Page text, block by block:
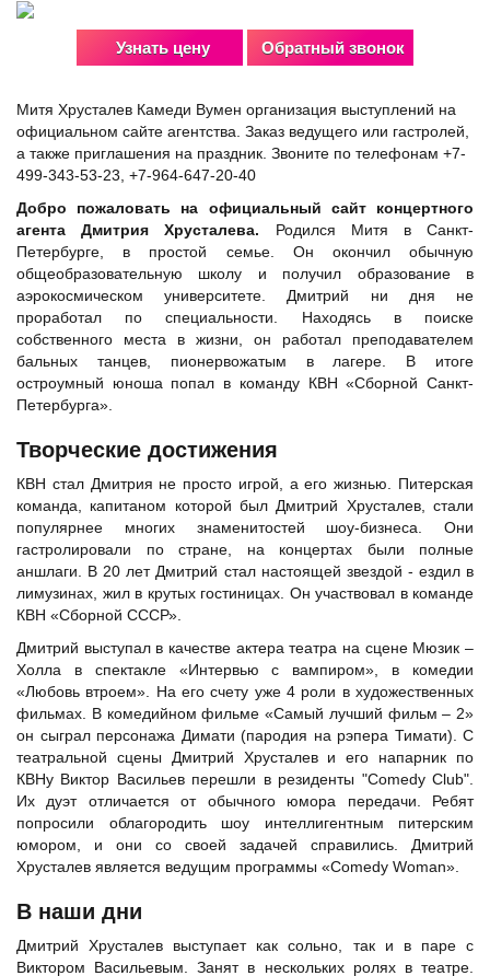
Узнать цену Обратный звонок
Митя Хрусталев Камеди Вумен организация выступлений на
официальном сайте агентства. Заказ ведущего или гастролей,
а также приглашения на праздник. Звоните по телефонам +7-
499-343-53-23, +7-964-647-20-40
Добро пожаловать на официальный сайт концертного
агента Дмитрия Хрусталева. Родился Митя в Санкт-
Петербурге, в простой семье. Он окончил обычную
общеобразовательную школу и получил образование в
аэрокосмическом университете. Дмитрий ни дня не
проработал по специальности. Находясь в поиске
собственного места в жизни, он работал преподавателем
бальных танцев, пионервожатым в лагере. В итоге
остроумный юноша попал в команду КВН «Сборной Санкт-
Петербурга».
Творческие достижения
КВН стал Дмитрия не просто игрой, а его жизнью. Питерская
команда, капитаном которой был Дмитрий Хрусталев, стали
популярнее многих знаменитостей шоу-бизнеса. Они
гастролировали по стране, на концертах были полные
аншлаги. В 20 лет Дмитрий стал настоящей звездой - ездил в
лимузинах, жил в крутых гостиницах. Он участвовал в команде
КВН «Сборной СССР».
Дмитрий выступал в качестве актера театра на сцене Мюзик –
Холла в спектакле «Интервью с вампиром», в комедии
«Любовь втроем». На его счету уже 4 роли в художественных
фильмах. В комедийном фильме «Самый лучший фильм – 2»
он сыграл персонажа Димати (пародия на рэпера Тимати). С
театральной сцены Дмитрий Хрусталев и его напарник по
КВНу Виктор Васильевперешли в резиденты "Comedy Club".
Их дуэт отличается от обычного юмора передачи. Ребят
попросили облагородить шоу интеллигентным питерским
юмором, и они со своей задачей справились. Дмитрий
Хрусталев является ведущим программы «Comedy Woman».
В наши дни
Дмитрий Хрусталев выступает как сольно, так и в паре с
Виктором Васильевым. Занят в нескольких ролях в театре.